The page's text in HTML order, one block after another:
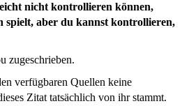
nicht kontrollieren können,
spielt, aber du kannst kontrollieren,
zugeschrieben.
verfügbaren Quellen keine
Zitat tatsächlich von ihr stammt.